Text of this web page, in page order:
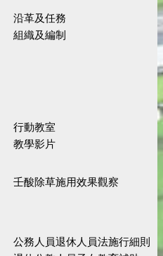
沿革及任務
組織及編制
行動教室
教學影片
壬酸除草施用效果觀察
公務人員退休人員法施行細則